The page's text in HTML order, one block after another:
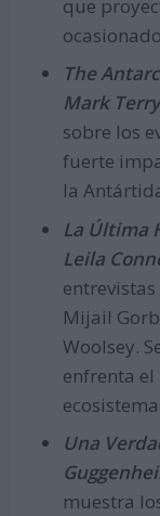
que
The
Mark
sobre los
fuerte
la
La Última
Leila
Mijail
Woolsey.
enfrenta
Una
muestra